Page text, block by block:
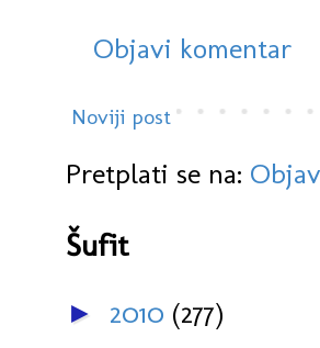
Objavi komentar
Noviji post
Pretplati se na:
Šufit
► 2010 (277)